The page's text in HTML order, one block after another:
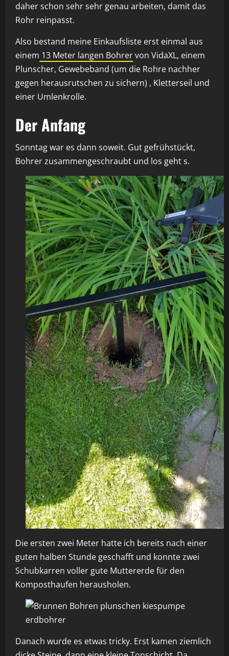
daher schon sehr sehr genau arbeiten, damit das
Rohr reinpasst.
Also bestand meine Einkaufsliste erst einmal aus
einem 13 Meter langen Bohrervon VidaXL, einem
Plunscher, Gewebeband (um die Rohre nachher
gegen herausrutschen zu sichern) , Kletterseil und
einer Umlenkrolle.
Der Anfang
Sonntag war es dann soweit. Gut gefrühstückt,
Bohrer zusammengeschraubt und los geht s.
Die ersten zwei Meter hatte ich bereits nach einer
guten halben Stunde geschafft und konnte zwei
Schubkarren voller gute Muttererde für den
Komposthaufen herausholen.
Danach wurde es etwas tricky. Erst kamen ziemlich